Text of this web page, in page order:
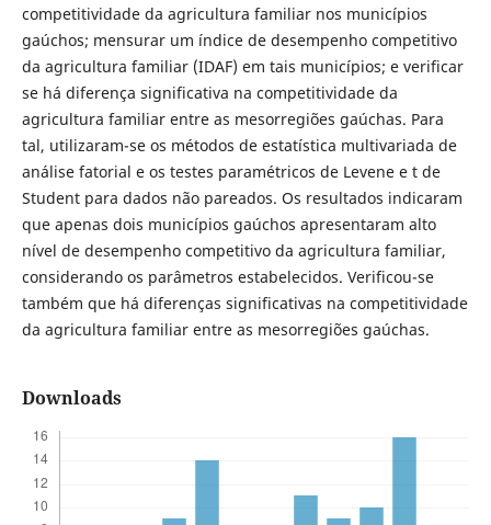
competitividade da agricultura familiar nos municípios
gaúchos; mensurar um índice de desempenho competitivo
da agricultura familiar (IDAF) em tais municípios; e verificar
se há diferença significativa na competitividade da
agricultura familiar entre as mesorregiões gaúchas. Para
tal, utilizaram-se os métodos de estatística multivariada de
análise fatorial e os testes paramétricos de Levene e t de
Student para dados não pareados. Os resultados indicaram
que apenas dois municípios gaúchos apresentaram alto
nível de desempenho competitivo da agricultura familiar,
considerando os parâmetros estabelecidos. Verificou-se
também que há diferenças significativas na competitividade
da agricultura familiar entre as mesorregiões gaúchas.
Downloads